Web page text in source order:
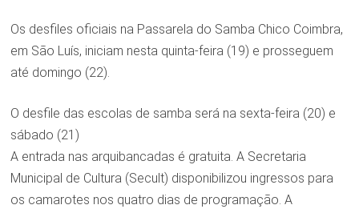
Os desfiles oficiais na Passarela do Samba Chico Coimbra,
em São Luís, iniciam nesta quinta-feira (19) e prosseguem
até domingo (22).
O desfile das escolas de samba será na sexta-feira (20) e
sábado (21)
A entrada nas arquibancadas é gratuita. A Secretaria
Municipal de Cultura (Secult) disponibilizou ingressos para
os camarotes nos quatro dias de programação. A